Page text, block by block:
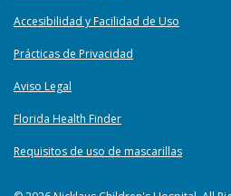
Accesibilidad y Facilidad de Uso
Prácticas de Privacidad
Aviso Legal
Florida Health Finder
Requisitos de uso de mascarillas